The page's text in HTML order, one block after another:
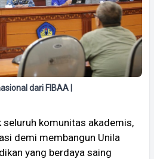
dari FIBAA |
komunitas akademis,
demi membangun Unila
yang berdaya saing